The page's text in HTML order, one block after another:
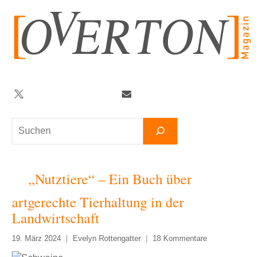
springen
Suchen
Twitter
„Nutztiere“ – Ein Buch über
artgerechte Tierhaltung in der
Landwirtschaft
19. März 2024 Evelyn Rottengatter 18 Kommentare